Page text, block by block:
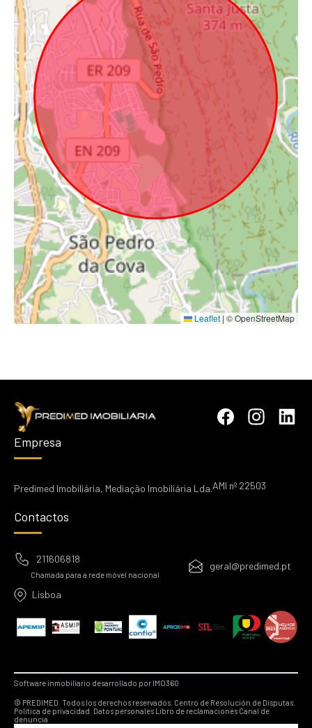
Leaflet | © OpenStreetMap
Empresa
Predimed Imobiliária, Mediação Imobiliária Lda.AMI nº 22503
Contactos
211606818
Chamada para a rede móvel nacional
geral@predimed.pt
Lisboa
Software inmobiliario desarrollado por IMO360
© PREDIMED. Todos los derechos reservados. Centro de Resolución de Disputas.
Política de privacidad. Datos personalesLibro de reclamaciones Canal de
denuncia